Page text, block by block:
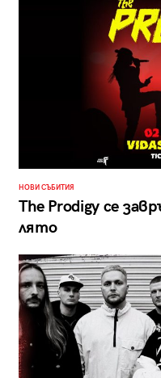
НОВИ СЪБИТИЯ
The Prodigy се
лято